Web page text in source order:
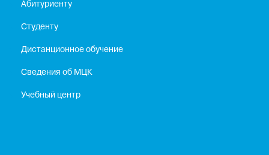
Абитуриенту
Студенту
Дистанционное обучение
Сведения об МЦК
Учебный центр